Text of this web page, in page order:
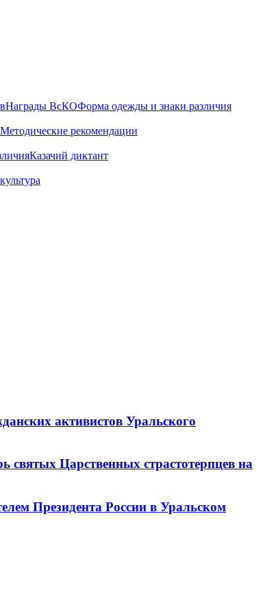
Награды ВсКОФорма одежды и знаки различия
Методические рекомендации
Казачий диктант
активистов Уральского
святых Царственных страстотерпцев на
Президента России в Уральском